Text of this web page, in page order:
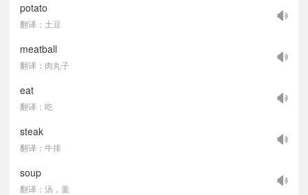
potato
翻译：土豆
meatball
翻译：肉丸子
eat
翻译：吃
steak
翻译：牛排
soup
翻译：汤，羹